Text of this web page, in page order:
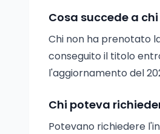
Cosa succede a
Chi non ha prenotato
conseguito il titolo
l'aggiornamento del
Chi poteva
Potevano richiedere